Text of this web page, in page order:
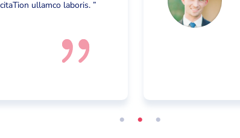
ullamco laboris. ”